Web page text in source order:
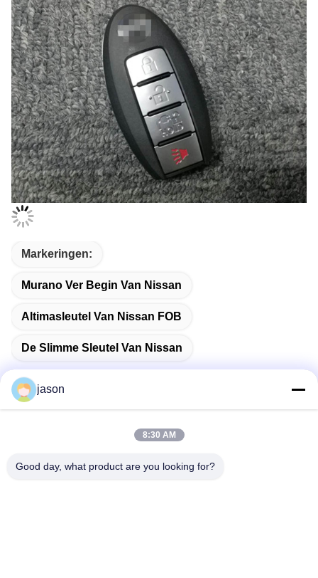
Markeringen:
Murano Ver Begin Van Nissan
Altimasleutel Van Nissan FOB
De Slimme Sleutel Van Nissan
Adres
jason
8:30 AM
Good day, what product are you looking for?